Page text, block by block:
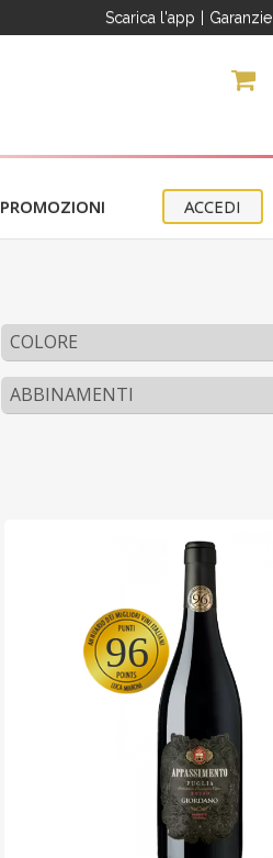
Scarica l'app Garanzie
PROMOZIONI ACCEDI
COLORE
ABBINAMENTI
96